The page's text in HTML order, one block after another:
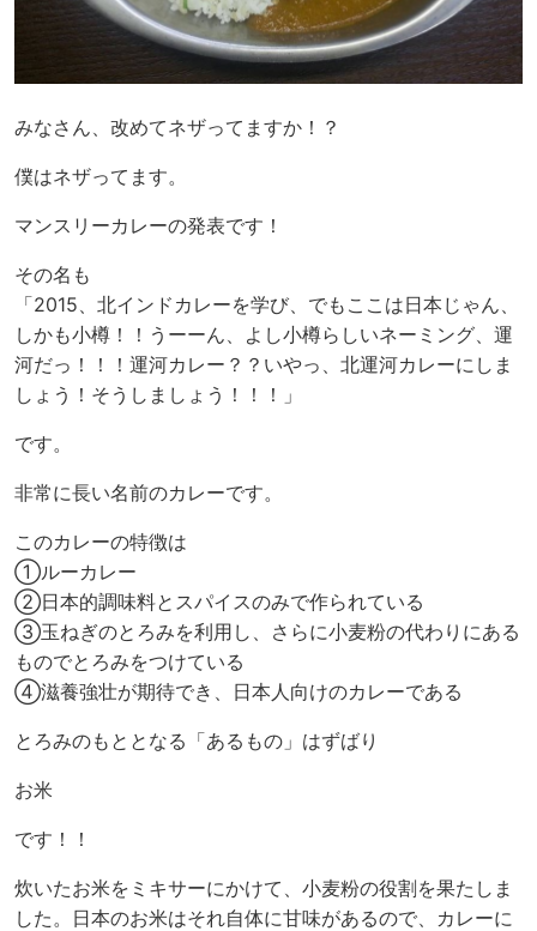
みなさん、改めてネザってますか！？
僕はネザってます。
マンスリーカレーの発表です！
その名も
「2015、北インドカレーを学び、でもここは日本じゃん、
しかも小樽！！うーーん、よし小樽らしいネーミング、運
河だっ！！！運河カレー？？いやっ、北運河カレーにしま
しょう！そうしましょう！！！」
です。
非常に長い名前のカレーです。
このカレーの特徴は
①ルーカレー
②日本的調味料とスパイスのみで作られている
③玉ねぎのとろみを利用し、さらに小麦粉の代わりにある
ものでとろみをつけている
④滋養強壮が期待でき、日本人向けのカレーである
とろみのもととなる「あるもの」はずばり
お米
です！！
炊いたお米をミキサーにかけて、小麦粉の役割を果たしま
した。日本のお米はそれ自体に甘味があるので、カレーに